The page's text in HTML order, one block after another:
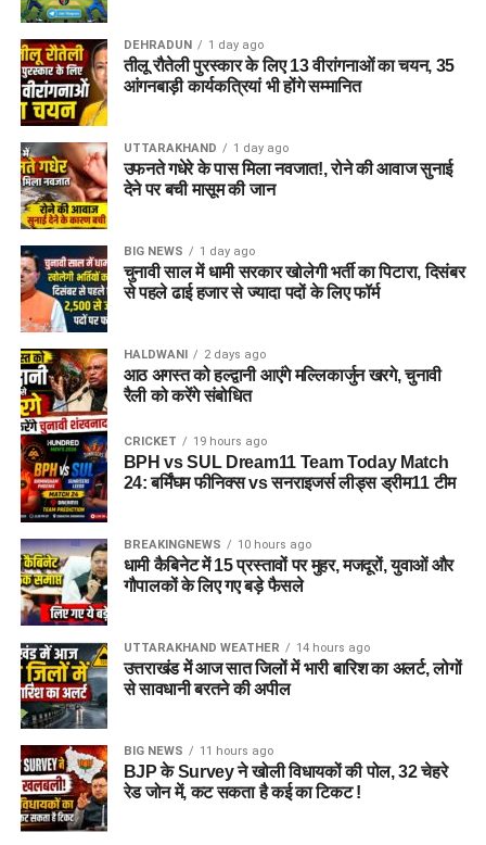
DEHRADUN 1 day ago
तीलू रौतेली पुरस्कार के लिए 13 वीरांगनाओं का चयन, 35
आंगनबाड़ी कार्यकत्रियां भी होंगे सम्मानित
UTTARAKHAND 1 day ago
उफनते गधेरे के पास मिला नवजात!, रोने की आवाज सुनाई
देने पर बची मासूम की जान
BIG NEWS 1 day ago
चुनावी साल में धामी सरकार खोलेगी भर्ती का पिटारा, दिसंबर
से पहले ढाई हजार से ज्यादा पदों के लिए फॉर्म
HALDWANI 2 days ago
आठ अगस्त को हल्द्वानी आएंगे मल्लिकार्जुन खरगे, चुनावी
रैली को करेंगे संबोधित
CRICKET 19 hours ago
BPH vs SUL Dream11 Team Today Match
24: बर्मिंघम फीनिक्स vs सनराइजर्स लीड्स ड्रीम11 टीम
BREAKINGNEWS 10 hours ago
धामी कैबिनेट में 15 प्रस्तावों पर मुहर, मजदूरों, युवाओं और
गौपालकों के लिए गए बड़े फैसले
UTTARAKHAND WEATHER 14 hours ago
उत्तराखंड में आज सात जिलों में भारी बारिश का अलर्ट, लोगों
से सावधानी बरतने की अपील
BIG NEWS 11 hours ago
BJP के Survey ने खोली विधायकों की पोल, 32 चेहरे
रेड जोन में, कट सकता है कई का टिकट !